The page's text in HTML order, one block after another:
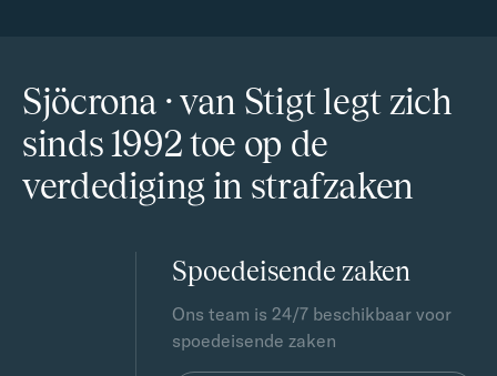
Sjöcrona · van Stigt legt zich
sinds 1992 toe op de
verdediging in strafzaken
Spoedeisende zaken
Ons team is 24/7 beschikbaar voor
spoedeisende zaken